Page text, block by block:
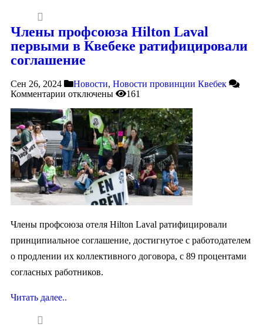
Члены профсоюза Hilton Laval
первыми в Квебеке ратифицировали
соглашение
Сен 26, 2024 Новости, Новости провинции Квебек
Комментарии отключены 161
Члены профсоюза отеля Hilton Laval ратифицировали
принципиальное соглашение, достигнутое с работодателем
о продлении их коллективного договора, с 89 процентами
согласных работников.
Читать далее..